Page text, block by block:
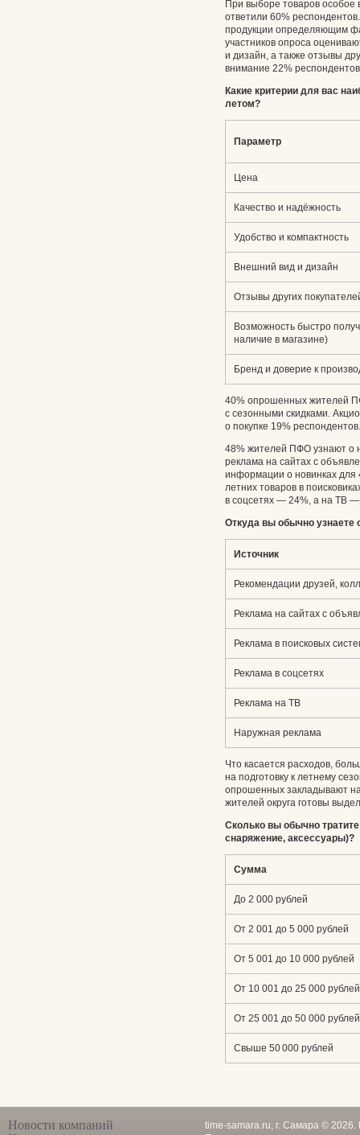
При выборе товаров особое
ответили 60%
продукции определяющим
участников опроса
и дизайн, а также отзывы
внимание 22%
Какие критерии для вас
летом?
Параметр
Цена
Качество и надёжность
Удобство и компактность
Внешний вид и дизайн
Отзывы других
Возможность быстро
наличие в магазине)
Бренд и доверие к
40% опрошенных жителей
с сезонными скидками.
о покупке 19% респондентов.
48% жителей ПФО узнают о
реклама на сайтах с
информации о новинках
летних товаров в
в соцсетях — 24%, а на ТВ
Откуда вы обычно узнаете
Источник
Рекомендации друзей,
Реклама на сайтах с
Реклама в поисковых
Реклама в соцсетях
Реклама на ТВ
Наружная реклама
Что касается расходов,
на подготовку к летнему
опрошенных закладывают на
жителей округа готовы
Сколько вы обычно
снаряжение, аксессуары)?
Сумма
До 2 000 рублей
От 2 001 до 5 000 рублей
От 5 001 до 10 000 рублей
От 10 001 до 25 000 рублей
От 25 001 до 50 000 рублей
Свыше 50 000 рублей
Новости компаний
time-samara.ru, г. Самара ©